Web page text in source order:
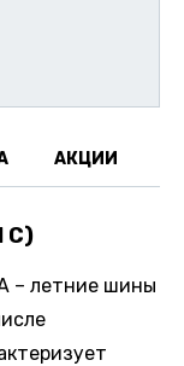
АКЦИИ
C)
– летние шины